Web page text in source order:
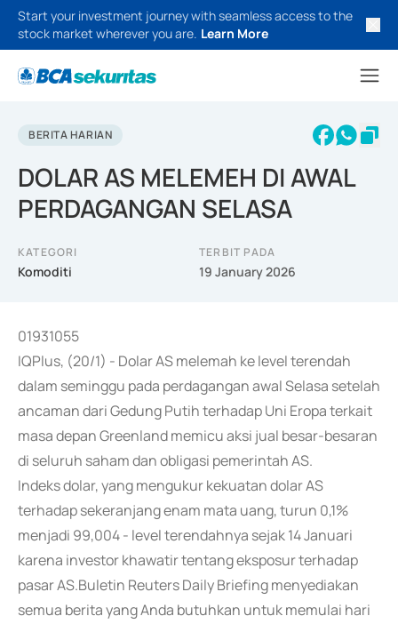
Start your investment journey with seamless access to the
stock market wherever you are. Learn More
BERITA HARIAN
DOLAR AS MELEMEH DI AWAL
PERDAGANGAN SELASA
KATEGORI
Komoditi
TERBIT PADA
19 January 2026
01931055
IQPlus, (20/1) - Dolar AS melemah ke level terendah
dalam seminggu pada perdagangan awal Selasa setelah
ancaman dari Gedung Putih terhadap Uni Eropa terkait
masa depan Greenland memicu aksi jual besar-besaran
di seluruh saham dan obligasi pemerintah AS.
Indeks dolar, yang mengukur kekuatan dolar AS
terhadap sekeranjang enam mata uang, turun 0,1%
menjadi 99,004 - level terendahnya sejak 14 Januari
karena investor khawatir tentang eksposur terhadap
pasar AS.Buletin Reuters Daily Briefing menyediakan
semua berita yang Anda butuhkan untuk memulai hari